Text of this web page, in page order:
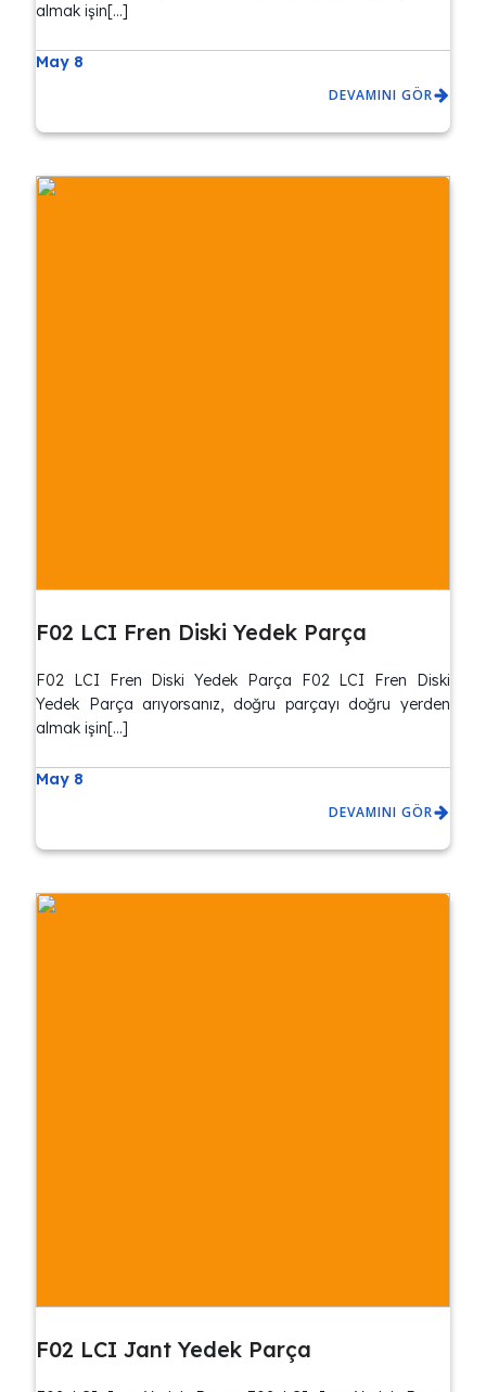
almak işin[…]
May 8
DEVAMINI GÖR
F02 LCI Fren Diski Yedek Parça
F02 LCI Fren Diski Yedek Parça F02 LCI Fren Diski
Yedek Parça arıyorsanız, doğru parçayı doğru yerden
almak işin[…]
May 8
DEVAMINI GÖR
F02 LCI Jant Yedek Parça